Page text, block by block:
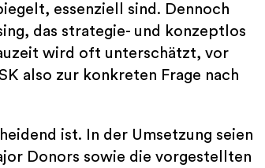
essenziell sind. Dennoch
das strategie- und konzeptlos
wird oft unterschätzt, vor
also zur konkreten Frage nach
ist. In der Umsetzung seien
Donors sowie die vorgestellten